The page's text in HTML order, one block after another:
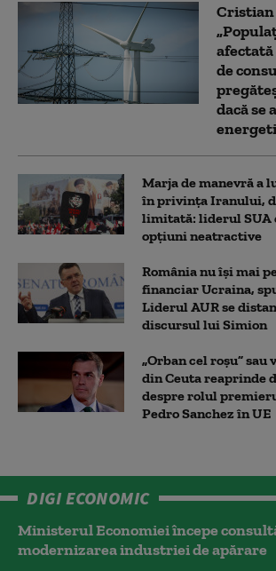
Cristian
de
dacă se
Marja de manevră a
în privința Iranului,
limitată: liderul SUA
opțiuni neatractive
România nu își mai
financiar Ucraina,
Liderul AUR se
discursul lui Simion
„Orban cel roșu”
din Ceuta reaprinde
despre rolul
Pedro Sanchez în UE
DIGI ECONOMIC
Ministerul Economiei începe
modernizarea industriei de apărare